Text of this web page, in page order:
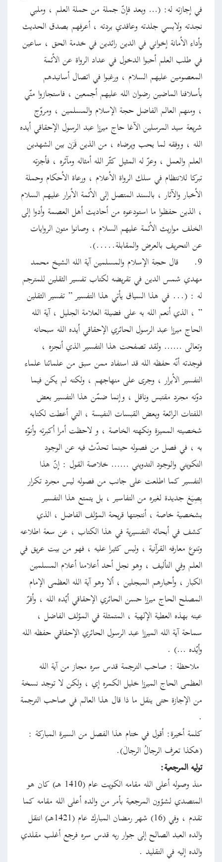
في إجازته له: (… وبعد فإنّ جملة من حملة العلم ، وملبي
نجدته ولابسي جلدته وعاقدي بردته ، أعرفهم بصدق الحديث
وأداء الأمانة إخواني في الدين رائدين في خدمة الحق ، ساعين
في طلب العلم أحبوا الدخول في عداد الرواة عن الأئمة
المعصومين عليهم السلام ، ورغبوا في اتصال أسانيدهم
بأسلافنا الماضين رضوان الله عليهم أجمعين ، فاستجازوا منّي
، ومنهم العالم الفاضل حجة الإسلام والمسلمين ، ومروّج
شريعة سيد المرسلين الآغا حاج ميرزا عبد الرسول الإحقاقي أيده
الله ، ووفقه لما يحب ويرضاه ، من الذين قَرَن بين الشهدين
العلم والعمل ، وعزّ له المثيل كثّر الله أمثاله ومآثره ، فأجزته
تبركا للانتظام في سلك الرواة الأعلام ، ورعاة الأحكام وحملة
الأخبار والآثار ، بالسند المتصل إلى الأئمة الأبرار عليهم السلام
، الذين حفظوا ما استودعوه من أحاديث أهل العصمة وأدوا إلى
الخلف مواريث الأئمة عليهم السلام ، وصانوا متون الروايات
عن التحريف بالعرض والمقابلة.....).
9.
قال حجة الإسلام والمسلمين آية الله الشيخ محمد
مهدي شمس الدين في تقريضه لكتاب تفسير الثقلين للمترجم
له : (... في هذا السياق يأتي هذا التفسير ” تفسير الثقلين
” ، الذي أنعم الله به على فضيلة العلامة الجليل ، آية الله
الحاج ميرزا عبد الرسول الحائري الإحقاقي أيده الله سبحانه
وتعالى …… ولقد تصفحت هذا التفسير الذي أنجزه ،
فوجدته أنّه حفظه الله قد استفاد ممن سبق من علمائنا علماء
التفسير الأبرار ، وجرى على منهاجهم ، ولكنه لم يكن فيما
دوّنه مجرد مقتبس وناقل ، وإنما ضمّن هذا التفسير بعض
اللفتات الرائعة وبعض القبسات النفيسة ، التي أعطت لكتابه
شخصيته المميزة ونكهته الخاصة ، و لاحظت أمرا أكبرته وأنوّه
به ، في فصل من فصوله حينما تحدّث فيه عن الوجود
التكويني والوجود التدويني …… خلاصة القول : إنّ هذا
التفسير كما اطلعت على جانب من فصوله ليس مجرد تكرار
بِصِيَغ جديدة لغيره من التفاسير ، بل يتمتع هذا التفسير
بشخصية خاصة ، أنتجتها قريحة المؤلف الفاضل ، الذي
كشف في أبحاثه التفسيرية في هذا الكتاب ، عن سعة اطلاعه
وتنوع معارفه القرآنية ، وليس كثيرا عليه ، فهو من بيت عريق في
العلم وفي التأليف ، وهو نجل أحد أعلامنا أعلام المسلمين
الكبار ، وأحبارهم المبجلين ، ألا وهو آية الله العظمى الإمام
المصلح الحاج ميرزا حسن الحائري الإحقاقي أيّده الله ، وأقرّ
عينه بهذه العطية الإلهية ، المتمثلة في المؤلف الفاضل ،
سماحة آية الله الميرزا عبد الرسول الحائري الإحقاقي حفظه الله
وأيّده …) .
ملاحظة : صاحب الترجمة قدس سره مجاز من آية الله
العظمى الحاج الميرزا خليل الكمره إي ، ولكن لا توجد نسخة
من الإجازة حتى ينقل ما ذا قال هذا العالم في صاحب الترجمة
.
كلمة أخيرة: أقول في ختام هذا الفصل من السيرة المباركة :
(هكذا تعرف الرجالُ الرجالَ).
توليه المرجعية:
منذ وصوله أعلى الله مقامه الكويت عام (1410 هـ) كان هو
المتصدي لشؤون المرجعية بأمر من والده أعلى الله مقامه كما
تقدم ، وفي (16) شهر رمضان المبارك عام (1421هـ) انتقل
والده العبد الصالح إلى جوار ربه قدس سره فرجع أغلب مقلدي
والده إليه في التقليد .